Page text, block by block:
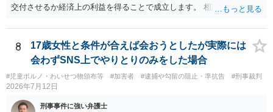
交付させるか経済上の利益を得ることで成立します。 相談者さんは、
ので、詐欺罪の実行行為性が無く罪に問うことはできません。 おそら
く、相手が真実を話せば警察も取り合わないと思いますが、虚偽の内
容を述べた場合は、捜査はあるかもしれません。 ただし、捜査におい
て、真実を説明すれば、「ちゃんと返しなさいよ」程度の注意で済む
ことだと思われます。 また、返せるお金が無いのであれば、返せない
のは致し方ありません。真摯に分割して支払うことを相手に告げてい
くのみでしょう。 以上、ご参考まで。
8
17歳女性と条件が合えば会おうとしたが実際には
会わずSNS上でやりとりのみをした場合
#児童ポルノ・わいせつ物頒布等 #加害者 #逮捕や勾留の阻止・準抗告 #刑事裁判
2026年7月12日
刑事事件に強い弁護士